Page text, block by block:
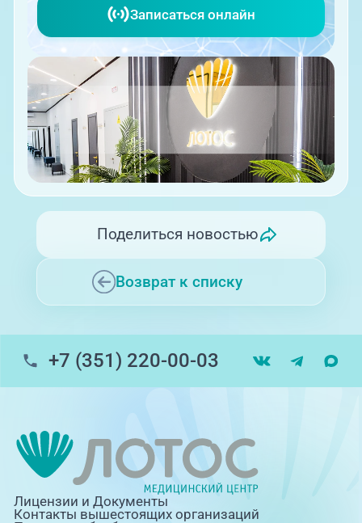
Записаться онлайн
Возврат к списку
Поделиться новостью
+7 (351) 220-00-03
Лицензии и Документы
Контакты вышестоящих организаций